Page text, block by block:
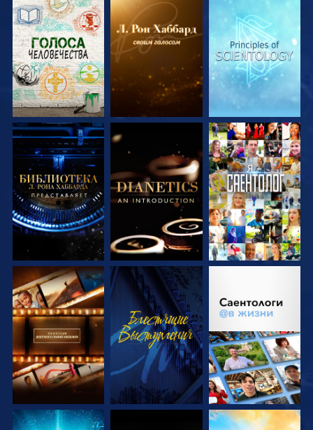
СМОТРЕТЬ
ПЕРЕДАЧИ
СМОТРЕТЬ
ПЕРЕДАЧИ
СМОТРЕТЬ
ПЕРЕДАЧИ
СМОТРЕТЬ
ПЕРЕДАЧИ
СМОТРЕТЬ
ПЕРЕДАЧИ
СМОТРЕТЬ
СМОТРЕТЬ
ПЕРЕДАЧИ
СМОТРЕТЬ
СМОТРЕТЬ